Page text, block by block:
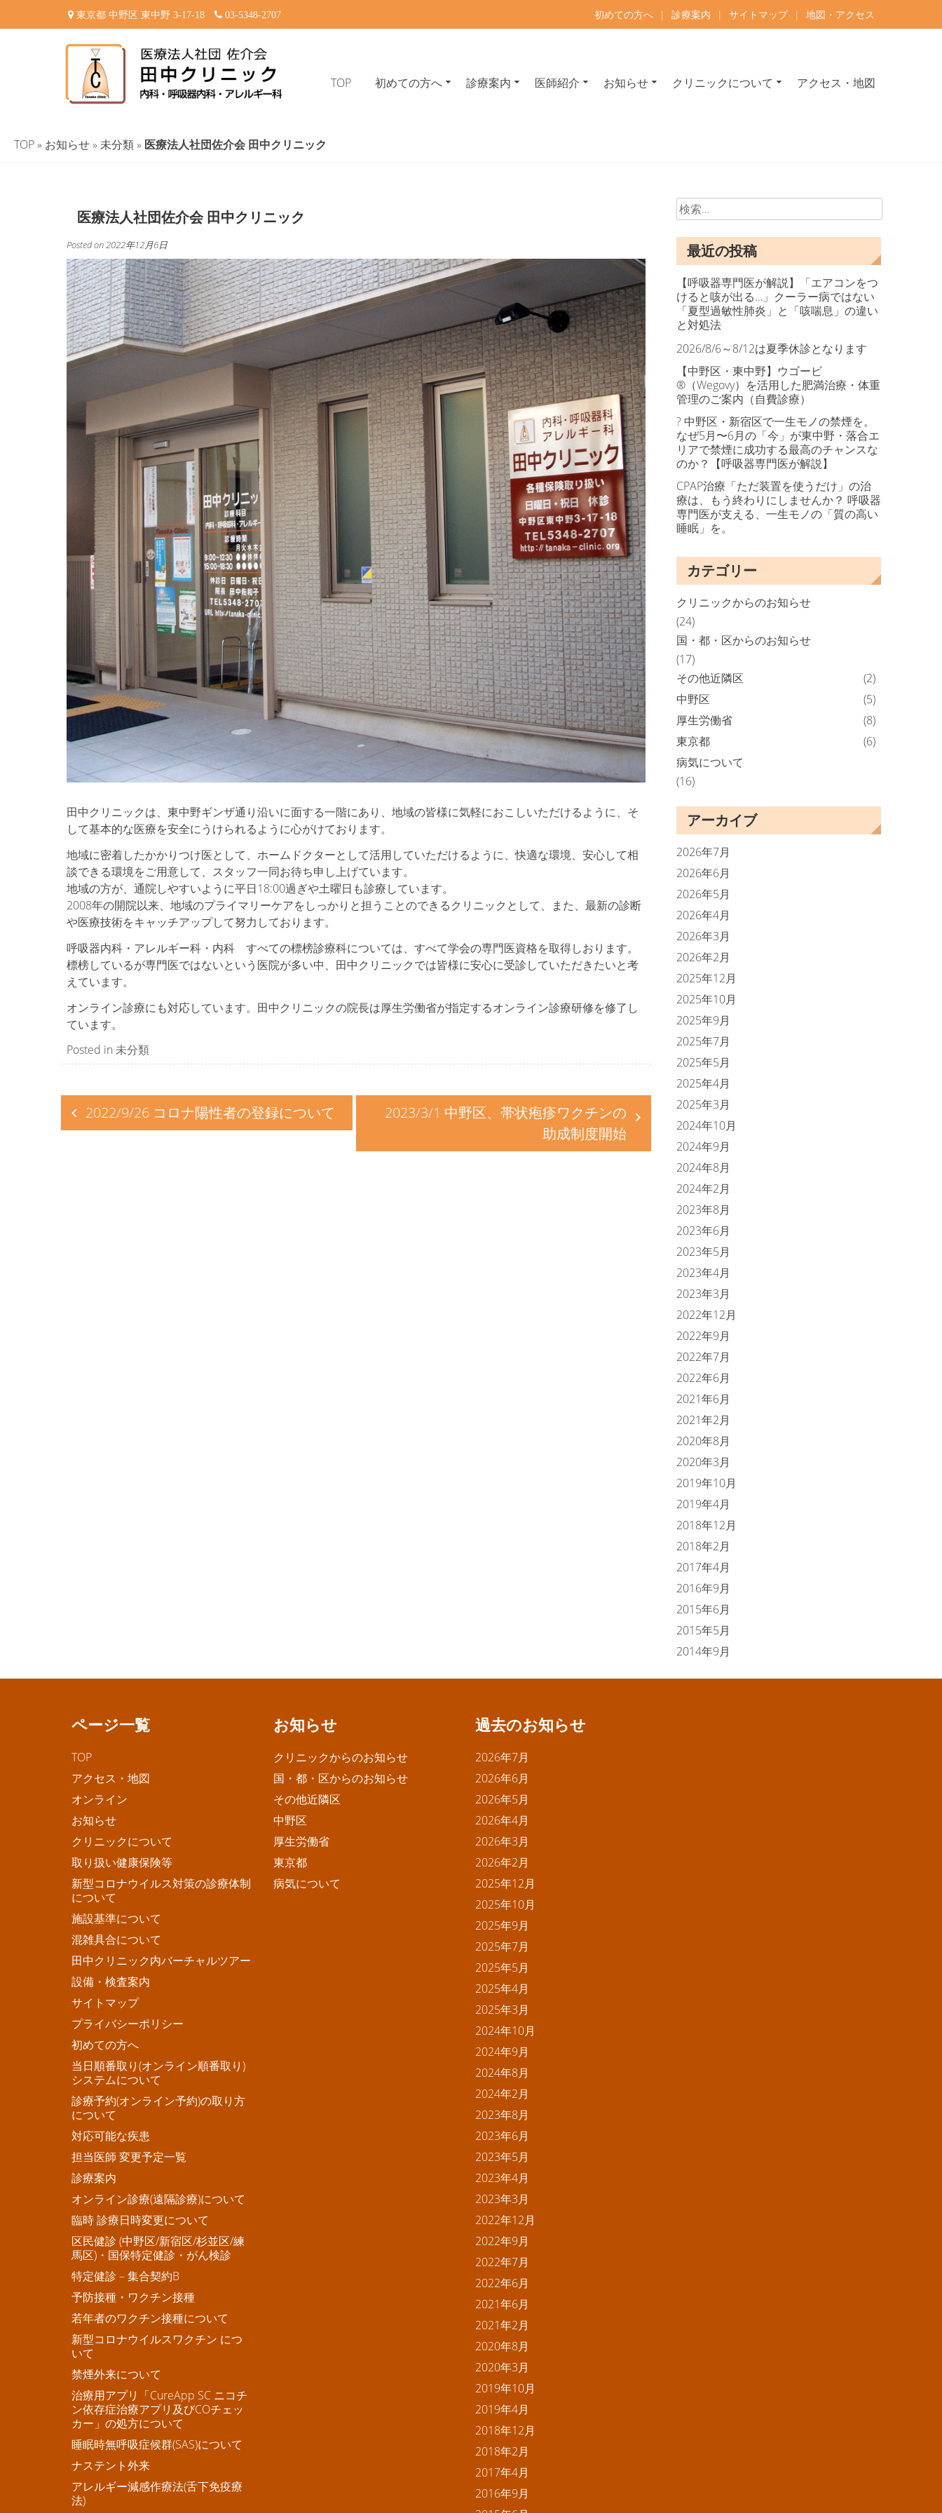
東京都 中野区 東中野 3-17-18 03-5348-2707 初めての方へ | 診療案内 | サイトマップ | 地図・アクセス
田中クリニック-中野区東中野の内科・呼吸器内科・アレルギー科 専門医が診療
TOP 初めての方へ 診療案内 医師紹介 お知らせ クリニックについて アクセス・地図
TOP» お知らせ» 未分類» 医療法人社団佐介会 田中クリニック
医療法人社団佐介会 田中クリニック
Posted on2022年12月6日
田中クリニックは、東中野ギンザ通り沿いに面する一階にあり、地域の皆様に気軽におこしいただけるように、そ
して基本的な医療を安全にうけられるように心がけております。
地域に密着したかかりつけ医として、ホームドクターとして活用していただけるように、快適な環境、安心して相
談できる環境をご用意して、スタッフ一同お待ち申し上げています。
地域の方が、通院しやすいように平日18:00過ぎや土曜日も診療しています。
2008年の開院以来、地域のプライマリーケアをしっかりと担うことのできるクリニックとして、また、最新の診断
や医療技術をキャッチアップして努力しております。
呼吸器内科・アレルギー科・内科 すべての標榜診療科については、すべて学会の専門医資格を取得しおります。
標榜しているが専門医ではないという医院が多い中、田中クリニックでは皆様に安心に受診していただきたいと考
えています。
オンライン診療にも対応しています。田中クリニックの院長は厚生労働省が指定するオンライン診療研修を修了し
ています。
Posted in 未分類
投
稿 2022/9/26 コロナ陽性者の登録について
2023/3/1 中野区、帯状疱疹ワクチンの
助成制度開始
検
索:
最近の投稿
【呼吸器専門医が解説】「エアコンをつ
けると咳が出る…」クーラー病ではない
「夏型過敏性肺炎」と「咳喘息」の違い
と対処法
2026/8/6～8/12は夏季休診となります
【中野区・東中野】ウゴービ
®（Wegovy）を活用した肥満治療・体重
管理のご案内（自費診療）
? 中野区・新宿区で一生モノの禁煙を。
なぜ5月〜6月の「今」が東中野・落合エ
リアで禁煙に成功する最高のチャンスな
のか？【呼吸器専門医が解説】
CPAP治療「ただ装置を使うだけ」の治
療は、もう終わりにしませんか？ 呼吸器
専門医が支える、一生モノの「質の高い
睡眠」を。
カテゴリー
クリニックからのお知らせ
(24)
国・都・区からのお知らせ
(17)
その他近隣区
(2)
中野区
(5)
厚生労働省
(8)
東京都
(6)
病気について
(16)
アーカイブ
2026年7月
2026年6月
2026年5月
2026年4月
2026年3月
2026年2月
2025年12月
2025年10月
2025年9月
2025年7月
2025年5月
2025年4月
2025年3月
2024年10月
2024年9月
2024年8月
2024年2月
2023年8月
2023年6月
2023年5月
2023年4月
2023年3月
2022年12月
2022年9月
2022年7月
2022年6月
2021年6月
2021年2月
2020年8月
2020年3月
2019年10月
2019年4月
2018年12月
2018年2月
2017年4月
2016年9月
2015年6月
2015年5月
2014年9月
ページ一覧
TOP
アクセス・地図
オンライン
お知らせ
クリニックについて
取り扱い健康保険等
新型コロナウイルス対策の診療体制
について
施設基準について
混雑具合について
田中クリニック内バーチャルツアー
設備・検査案内
サイトマップ
プライバシーポリシー
初めての方へ
当日順番取り(オンライン順番取り)
システムについて
診療予約(オンライン予約)の取り方
について
対応可能な疾患
担当医師 変更予定一覧
診療案内
オンライン診療(遠隔診療)について
臨時 診療日時変更について
区民健診 (中野区/新宿区/杉並区/練
馬区)・国保特定健診・がん検診
特定健診 – 集合契約B
予防接種・ワクチン接種
若年者のワクチン接種について
新型コロナウイルスワクチン につ
いて
禁煙外来について
治療用アプリ「CureApp SC ニコチ
ン依存症治療アプリ及びCOチェッ
カー」の処方について
睡眠時無呼吸症候群(SAS)について
ナステント外来
アレルギー減感作療法(舌下免疫療
法)
お知らせ
クリニックからのお知らせ
国・都・区からのお知らせ
その他近隣区
中野区
厚生労働省
東京都
病気について
過去のお知らせ
2026年7月
2026年6月
2026年5月
2026年4月
2026年3月
2026年2月
2025年12月
2025年10月
2025年9月
2025年7月
2025年5月
2025年4月
2025年3月
2024年10月
2024年9月
2024年8月
2024年2月
2023年8月
2023年6月
2023年5月
2023年4月
2023年3月
2022年12月
2022年9月
2022年7月
2022年6月
2021年6月
2021年2月
2020年8月
2020年3月
2019年10月
2019年4月
2018年12月
2018年2月
2017年4月
2016年9月